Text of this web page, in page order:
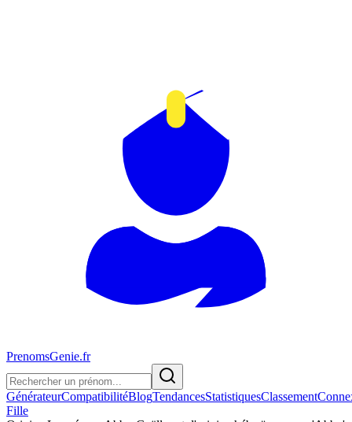
PrenomsGenie.fr
GénérateurCompatibilitéBlogTendancesStatistiquesClassement
Fille